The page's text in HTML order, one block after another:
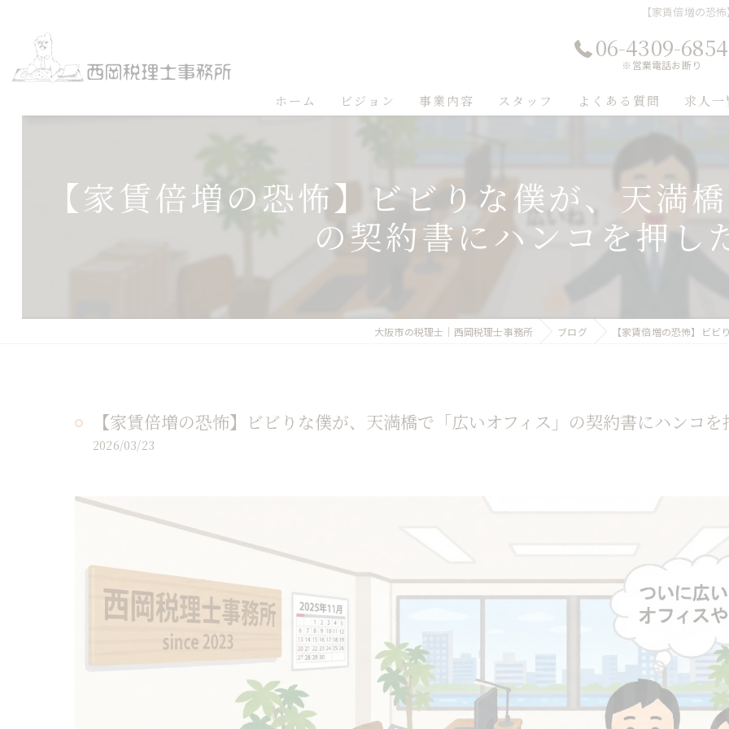
【家賃倍増の恐
06-4309-6854
※営業電話お断り
ホーム ビジョン 事業内容 スタッフ よくある質問 求人一
【家賃倍増の恐怖】ビビりな僕が、天満
の契約書にハンコを押し
大阪市の税理士｜西岡税理士事務所 ブログ 【家賃倍増の恐怖】ビ
【家賃倍増の恐怖】ビビりな僕が、天満橋で「広いオフィス」の契約書にハンコ
2026/03/23